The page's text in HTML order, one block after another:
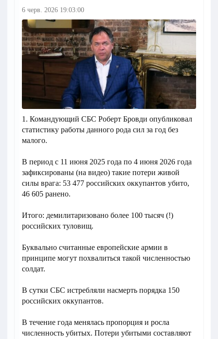
6 черв. 2026 19:03:00
1. Командующий СБС Роберт Бровди опубликовал
статистику работы данного рода сил за год без
малого.
В период с 11 июня 2025 года по 4 июня 2026 года
зафиксированы (на видео) такие потери живой
силы врага: 53 477 российских оккупантов убито,
46 605 ранено.
Итого: демилитаризовано более 100 тысяч (!)
российских туловищ.
Буквально считанные европейские армии в
принципе могут похвалиться такой численностью
солдат.
В сутки СБС истребляли насмерть порядка 150
российских оккупантов.
В течение года менялась пропорция и росла
численность убитых. Потери убитыми составляют